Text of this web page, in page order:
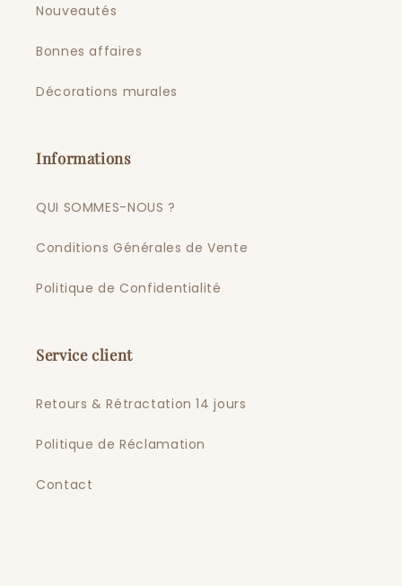
Nouveautés
Bonnes affaires
Décorations murales
Informations
QUI SOMMES-NOUS ?
Conditions Générales de Vente
Politique de Confidentialité
Service client
Retours & Rétractation 14 jours
Politique de Réclamation
Contact